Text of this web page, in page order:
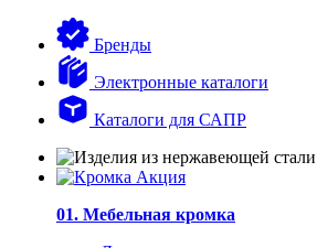
Бренды
Электронные каталоги
Каталоги для САПР
01. Мебельная кромка